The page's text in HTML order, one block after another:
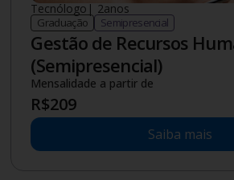
Tecnólogo | 2anos
Graduação Semipresencial
Gestão de Recursos
(Semipresencial)
Mensalidade a partir de
R$209
Saiba mais